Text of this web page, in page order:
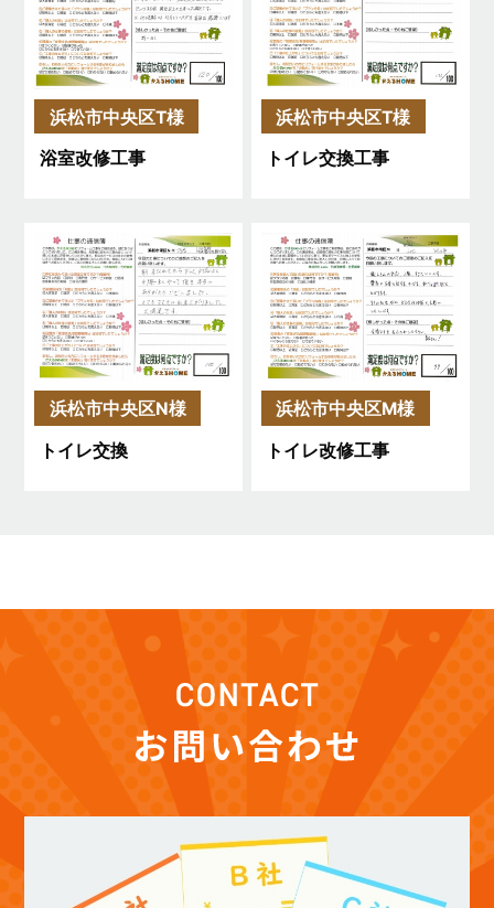
浜松市中央区T様
浴室改修工事
浜松市中央区T様
トイレ交換工事
浜松市中央区N様
トイレ交換
浜松市中央区M様
トイレ改修工事